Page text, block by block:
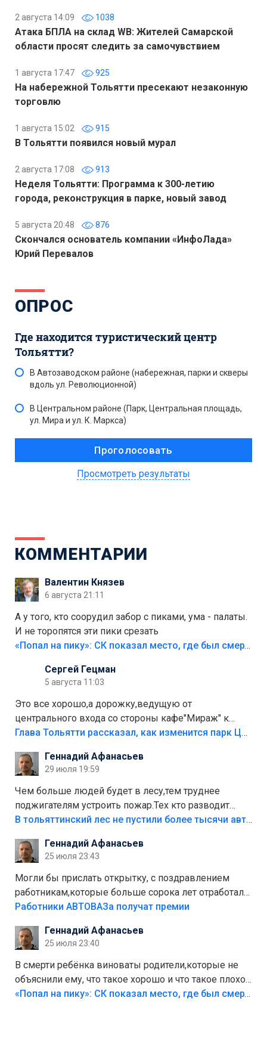
2 августа 14:09 1038
Атака БПЛА на склад WB: Жителей Самарской
области просят следить за самочувствием
1 августа 17:47 925
На набережной Тольятти пресекают незаконную
торговлю
1 августа 15:02 915
В Тольятти появился новый мурал
2 августа 17:08 913
Неделя Тольятти: Программа к 300-летию
города, реконструкция в парке, новый завод
5 августа 20:48 876
Скончался основатель компании «ИнфоЛада»
Юрий Перевалов
ОПРОС
Где находится туристический центр
Тольятти?
В Автозаводском районе (набережная, парки и скверы
вдоль ул. Революционной)
В Центральном районе (Парк, Центральная площадь,
ул. Мира и ул. К. Маркса)
Просмотреть результаты
КОММЕНТАРИИ
Валентин Князев
6 августа 21:11
А у того, кто соорудил забор с пиками, ума - палаты.
И не торопятся эти пики срезать
«Попал на пику»: СК показал место, где был смертельно травмирован ребенок в Тольятти
Сергей Гецман
5 августа 11:03
Это все хорошо,а дорожку,ведущую от
центрального входа со стороны кафе"Мираж" к
аттракционам слабо доделать?А то бордюры
лежала в парке и испортилась.Да еще,видимо,часть
украли.
Глава Тольятти рассказал, как изменится парк Центрального района
Геннадий Афанасьев
29 июля 19:59
Чем больше людей будет в лесу,тем труднее
поджигателям устроить пожар.Тех кто разводит
костры,тех надо безбожно штрафовать.Камер полно
Штрафы мизерные.
В тольяттинский лес не пустили более тысячи автомобилей
Геннадий Афанасьев
25 июля 23:43
Могли бы прислать открытку, с поздравлением
работникам,которые больше сорока лет отработали
на предприятии.
Работники АВТОВАЗа получат премии
Геннадий Афанасьев
25 июля 23:40
В смерти ребёнка виноваты родители,которые не
объяснили ему, что такое хорошо и что такое плохо!
Лезть через такой забор,верх безумия,есть же
«Попал на пику»: СК показал место, где был смертельно травмирован ребенок в Тольятти